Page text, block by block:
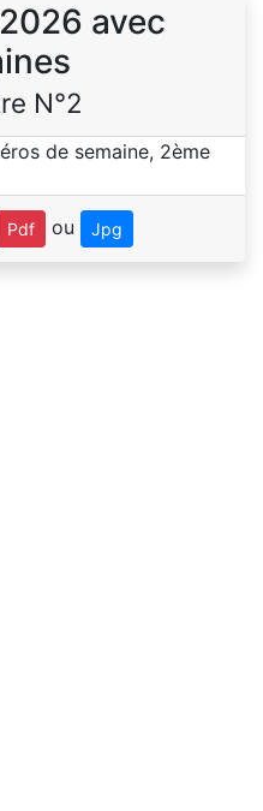
avec
N°2
Pdf ou Jpg